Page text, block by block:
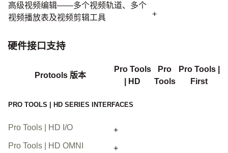
高级视频编辑——多个视频轨道、多个
视频播放表及视频剪辑工具
+
硬件接口支持
Protools 版本
Pro Tools
| HD
Pro
Tools
Pro Tools |
First
PRO TOOLS | HD SERIES INTERFACES
Pro Tools | HD I/O
+
Pro Tools | HD OMNI
+